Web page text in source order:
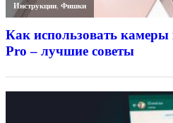
Инструкции,Фишки
Как использовать камеры
Pro – лучшие советы